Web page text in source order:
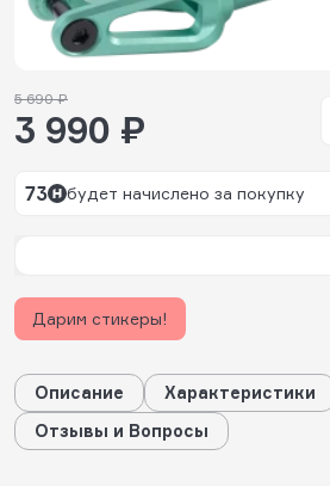
5 690 ₽
3 990 ₽
73 будет начислено за покупку
Дарим стикеры!
Описание Характеристики
Отзывы и Вопросы